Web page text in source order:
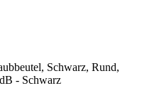
Schwarz, Rund,
- Schwarz